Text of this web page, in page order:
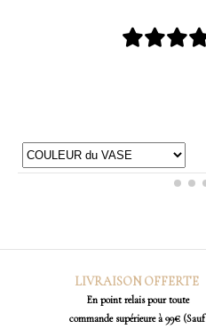
LIVRAISON OFFERTE
En point relais pour toute
commande supérieure à 99€ (Sauf